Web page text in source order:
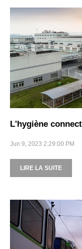
L'hygiène
Jun 9, 2023 2:29:00 PM
LIRE LA SUITE